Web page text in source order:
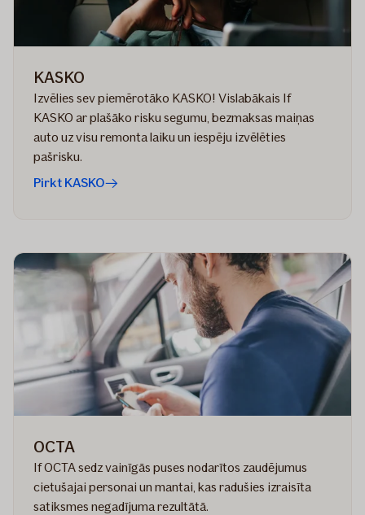
KASKO
Izvēlies sev piemērotāko KASKO! Vislabākais If
KASKO ar plašāko risku segumu, bezmaksas maiņas
auto uz visu remonta laiku un iespēju izvēlēties
pašrisku.
Pirkt KASKO
OCTA
If OCTA sedz vainīgās puses nodarītos zaudējumus
cietušajai personai un mantai, kas radušies izraisīta
satiksmes negadījuma rezultātā.